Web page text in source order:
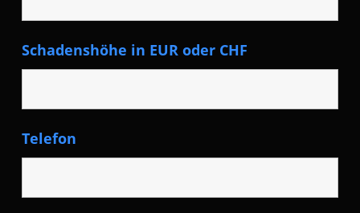
Schadenshöhe in EUR oder CHF
Telefon